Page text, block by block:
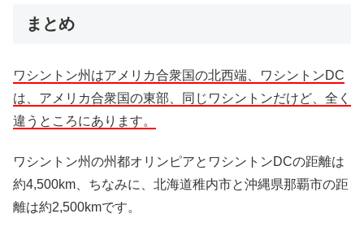
まとめ
ワシントン州はアメリカ合衆国の北西端、ワシントンDC
は、アメリカ合衆国の東部、同じワシントンだけど、全く
違うところにあります。
ワシントン州の州都オリンピアとワシントンDCの距離は
約4,500km、ちなみに、北海道稚内市と沖縄県那覇市の距
離は約2,500kmです。